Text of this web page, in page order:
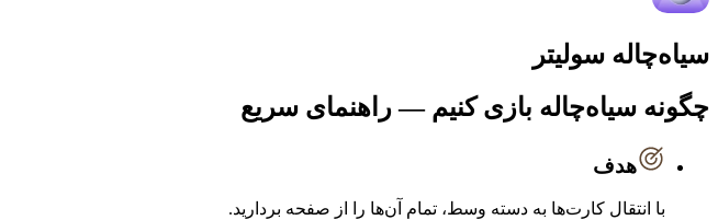
سیاه‌چاله سولیتر
چگونه سیاه‌چاله بازی کنیم — راهنمای سریع
هدف
با انتقال کارت‌ها به دسته وسط، تمام آن‌ها را از صفحه بردارید.